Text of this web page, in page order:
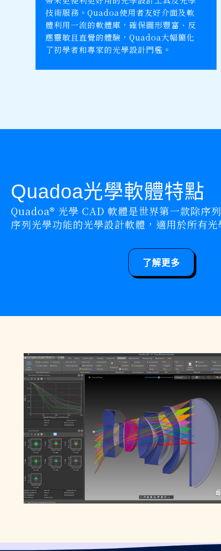
技術服務。Quadoa使用者友好介面及軟
體利用一流的軟體庫，確保圖形豐富、反
應靈敏且直覺的體驗，Quadoa大幅簡化
了初學者和專家的光學設計門檻。
Quadoa光學軟體特點
Quadoa® 光學 CAD 軟體是世界第一款除序
序列光學功能的光學設計軟體，適用於所有
了解更多